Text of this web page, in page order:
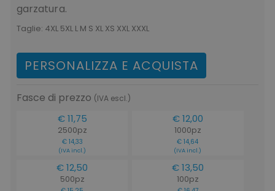
garzatura.
Taglie: 4XL 5XL L M S XL XS XXL XXXL
PERSONALIZZA E ACQUISTA
Fasce di prezzo (IVA escl.)
€ 11,75
2500pz
€ 14,33
(IVA incl.)
€ 12,00
1000pz
€ 14,64
(IVA incl.)
€ 12,50
500pz
€ 13,50
100pz